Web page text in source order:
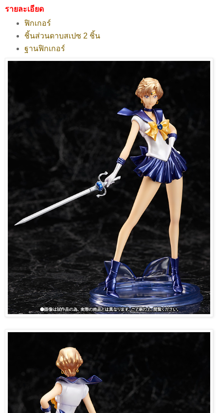
รายละเอียด
ฟิกเกอร์
ชิ้นส่วนดาบสเปซ 2 ชิ้น
ฐานฟิกเกอร์